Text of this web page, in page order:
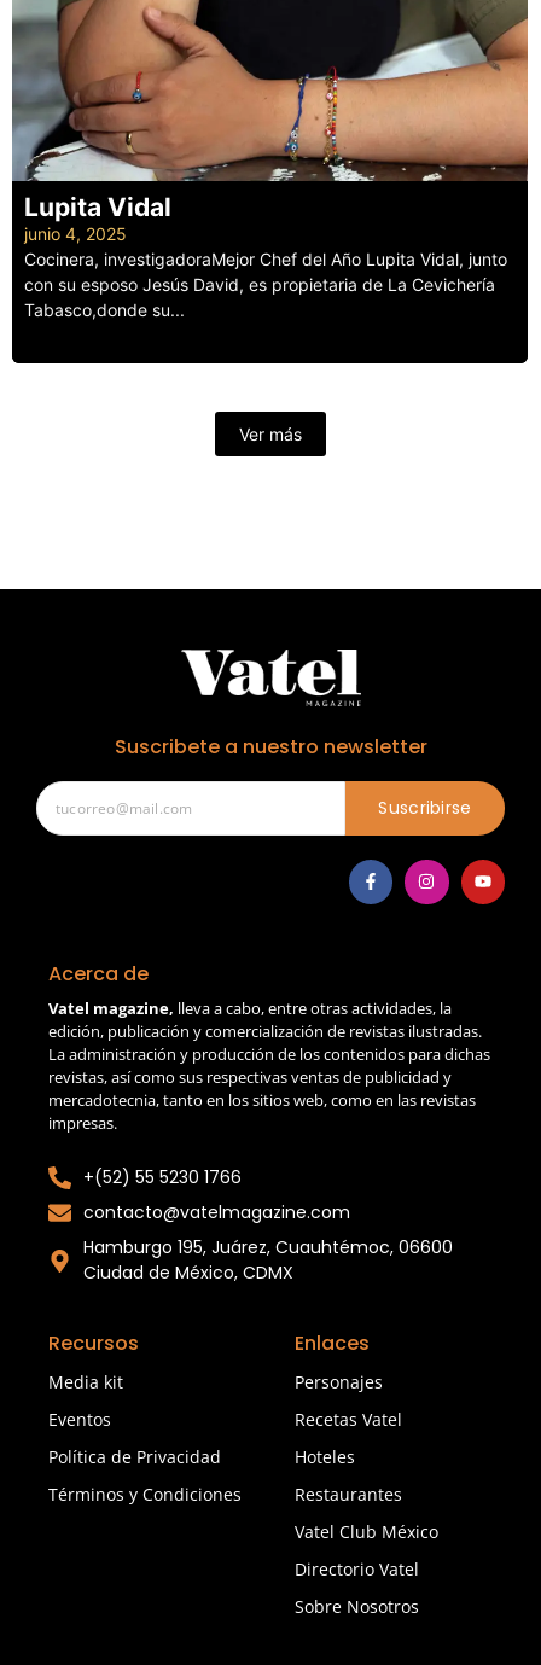
Lupita Vidal
junio 4, 2025
Cocinera, investigadoraMejor Chef del Año Lupita Vidal, junto
con su esposo Jesús David, es propietaria de La Cevichería
Tabasco,donde su...
Ver más
Suscribete a nuestro newsletter
Suscribirse
Acerca de
Vatel magazine, lleva a cabo, entre otras actividades, la
edición, publicación y comercialización de revistas ilustradas.
La administración y producción de los contenidos para dichas
revistas, así como sus respectivas ventas de publicidad y
mercadotecnia, tanto en los sitios web, como en las revistas
impresas.
+(52) 55 5230 1766
contacto@vatelmagazine.com
Hamburgo 195, Juárez, Cuauhtémoc, 06600
Ciudad de México, CDMX
Recursos
Media kit
Eventos
Política de Privacidad
Términos y Condiciones
Enlaces
Personajes
Recetas Vatel
Hoteles
Restaurantes
Vatel Club México
Directorio Vatel
Sobre Nosotros